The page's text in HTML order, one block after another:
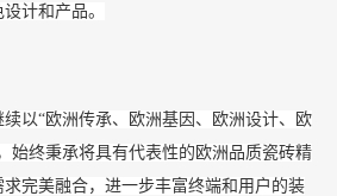
计和产品。
以“欧洲传承、欧洲基因、欧洲设计、欧
始终秉承将具有代表性的欧洲品质瓷砖精
完美融合，进一步丰富终端和用户的装